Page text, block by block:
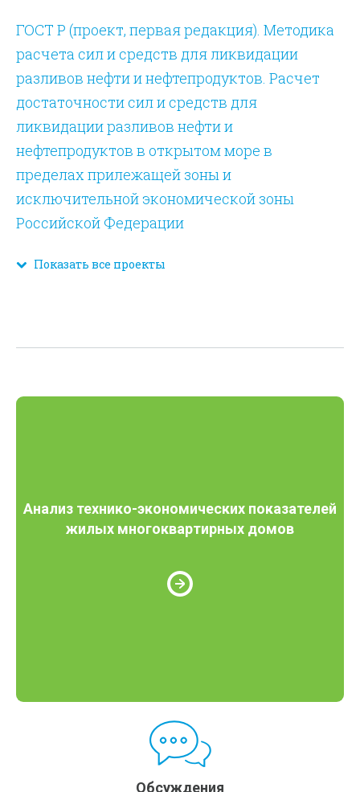
ГОСТ Р (проект, первая редакция). Методика
расчета сил и средств для ликвидации
разливов нефти и нефтепродуктов. Расчет
достаточности сил и средств для
ликвидации разливов нефти и
нефтепродуктов в открытом море в
пределах прилежащей зоны и
исключительной экономической зоны
Российской Федерации
Показать все проекты
Анализ технико-экономических показателей
жилых многоквартирных домов
Обсуждения